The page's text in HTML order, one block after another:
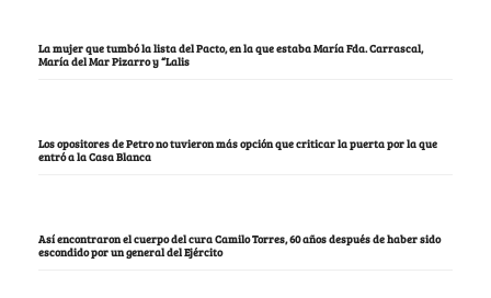
La mujer que tumbó la lista del Pacto, en la que estaba María Fda. Carrascal,
María del Mar Pizarro y “Lalis
Los opositores de Petro no tuvieron más opción que criticar la puerta por la que
entró a la Casa Blanca
Así encontraron el cuerpo del cura Camilo Torres, 60 años después de haber sido
escondido por un general del Ejército